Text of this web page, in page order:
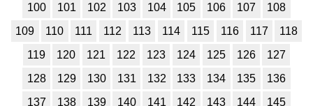
100
101 102 103 104 105 106 107
108
109
110 111 112 113 114 115 116 117
118
119
120 121 122 123 124 125 126
127
128
129 130 131 132 133 134 135
136
137
138 139 140 141 142 143 144
145